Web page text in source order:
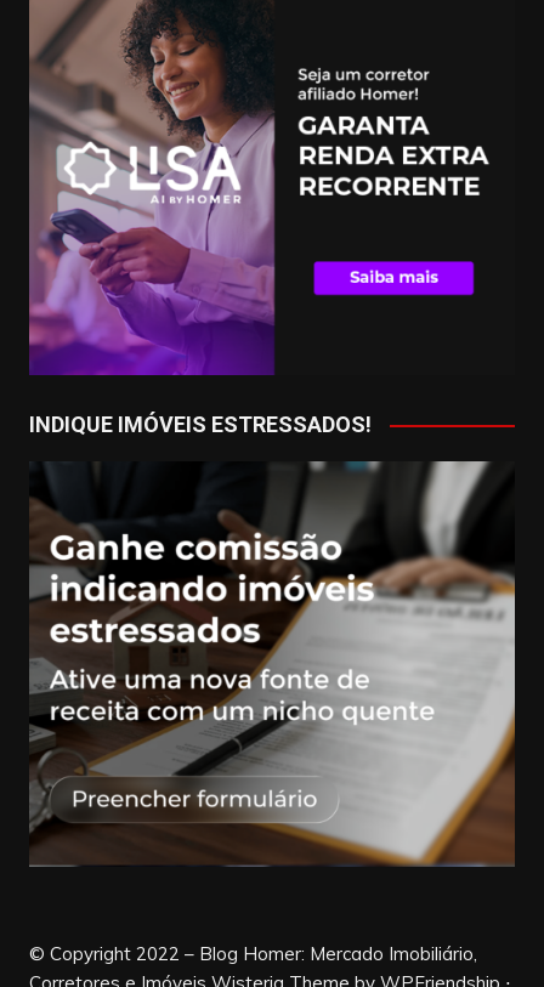
INDIQUE IMÓVEIS ESTRESSADOS!
© Copyright 2022 – Blog Homer: Mercado Imobiliário,